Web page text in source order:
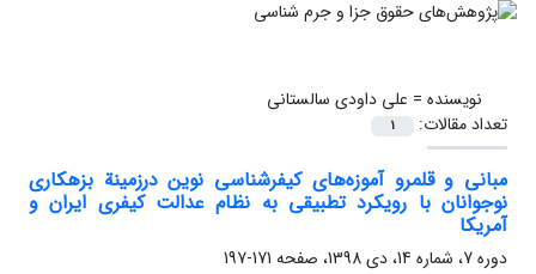
نویسنده = علی داودی سالستانی
تعداد مقالات:
1
مبانی و قلمرو آموزه‌های کیفرشناسی نوین درزمینة بزهکاری
نوجوانان با رویکرد تطبیقی به نظام عدالت کیفری ایران و
آمریکا
دوره 7، شماره 14، دی 1398، صفحه
171-197